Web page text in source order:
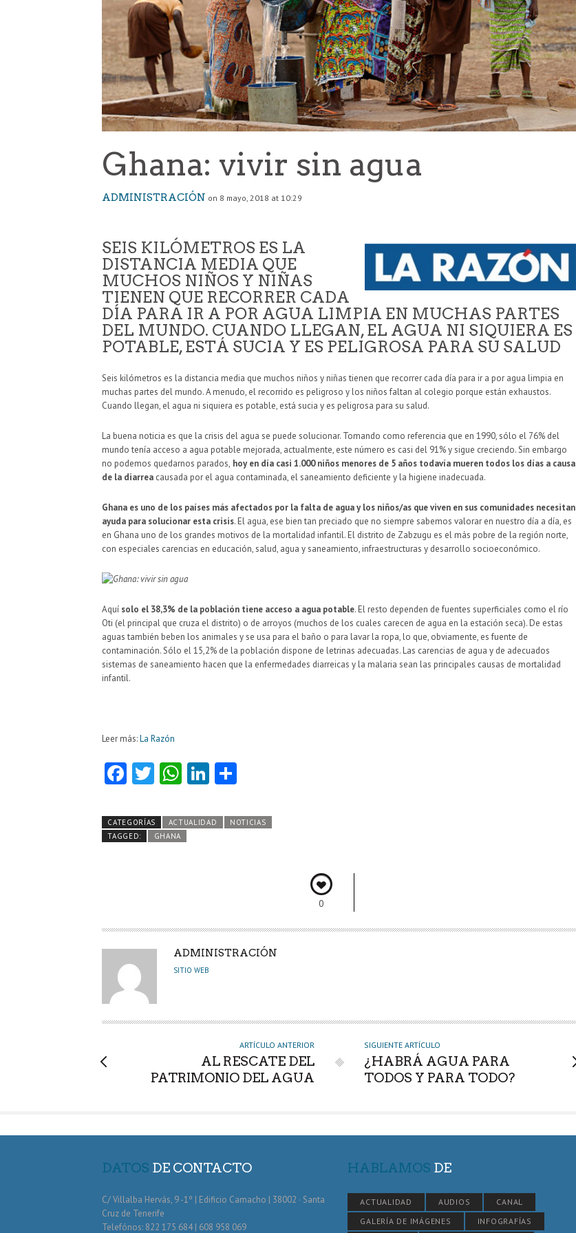
Ghana: vivir sin agua
ADMINISTRACIÓN on 8 mayo, 2018 at 10:29
SEIS KILÓMETROS ES LA
DISTANCIA MEDIA QUE
MUCHOS NIÑOS Y NIÑAS
TIENEN QUE RECORRER CADA
DÍA PARA IR A POR AGUA LIMPIA EN MUCHAS PARTES
DEL MUNDO. CUANDO LLEGAN, EL AGUA NI SIQUIERA ES
POTABLE, ESTÁ SUCIA Y ES PELIGROSA PARA SU SALUD
Seis kilómetros es la distancia media que muchos niños y niñas tienen que recorrer cada día para ir a por agua limpia en
muchas partes del mundo. A menudo, el recorrido es peligroso y los niños faltan al colegio porque están exhaustos.
Cuando llegan, el agua ni siquiera es potable, está sucia y es peligrosa para su salud.
La buena noticia es que la crisis del agua se puede solucionar. Tomando como referencia que en 1990, sólo el 76% del
mundo tenía acceso a agua potable mejorada, actualmente, este número es casi del 91% y sigue creciendo. Sin embargo
no podemos quedarnos parados, hoy en día casi 1.000 niños menores de 5 años todavía mueren todos los días a causa
de la diarrea causada por el agua contaminada, el saneamiento deficiente y la higiene inadecuada.
Ghana es uno de los países más afectados por la falta de agua y los niños/as que viven en sus comunidades necesitan
ayuda para solucionar esta crisis. El agua, ese bien tan preciado que no siempre sabemos valorar en nuestro día a día, es
en Ghana uno de los grandes motivos de la mortalidad infantil. El distrito de Zabzugu es el más pobre de la región norte,
con especiales carencias en educación, salud, agua y saneamiento, infraestructuras y desarrollo socioeconómico.
Aquí solo el 38,3% de la población tiene acceso a agua potable. El resto dependen de fuentes superficiales como el río
Oti (el principal que cruza el distrito) o de arroyos (muchos de los cuales carecen de agua en la estación seca). De estas
aguas también beben los animales y se usa para el baño o para lavar la ropa, lo que, obviamente, es fuente de
contaminación. Sólo el 15,2% de la población dispone de letrinas adecuadas. Las carencias de agua y de adecuados
sistemas de saneamiento hacen que la enfermedades diarreicas y la malaria sean las principales causas de mortalidad
infantil.
Leer más:La Razón
Fa
b
o
T
itt
er
W
ts
A
Li
e m
CATEGORÍAS ACTUALIDAD
NOTICIAS
TAGGED:
GHANA
0
A
U
R
ADMINISTRACIÓN
SITIO WEB
ARTÍCULO ANTERIOR
AL RESCATE DEL
PATRIMONIO DEL AGUA
SIGUIENTE ARTÍCULO
¿HABRÁ AGUA PARA
TODOS Y PARA TODO?
DATOS DE CONTACTO
C/ Villalba Hervás, 9 -1º | Edificio Camacho | 38002 · Santa
Cruz de Tenerife
Telefónos: 822 175 684 | 608 958 069
HABLAMOS DE
ACTUALIDAD AUDIOS
CANAL
GALERÍA DE IMÁGENES
INFOGRAFÍAS